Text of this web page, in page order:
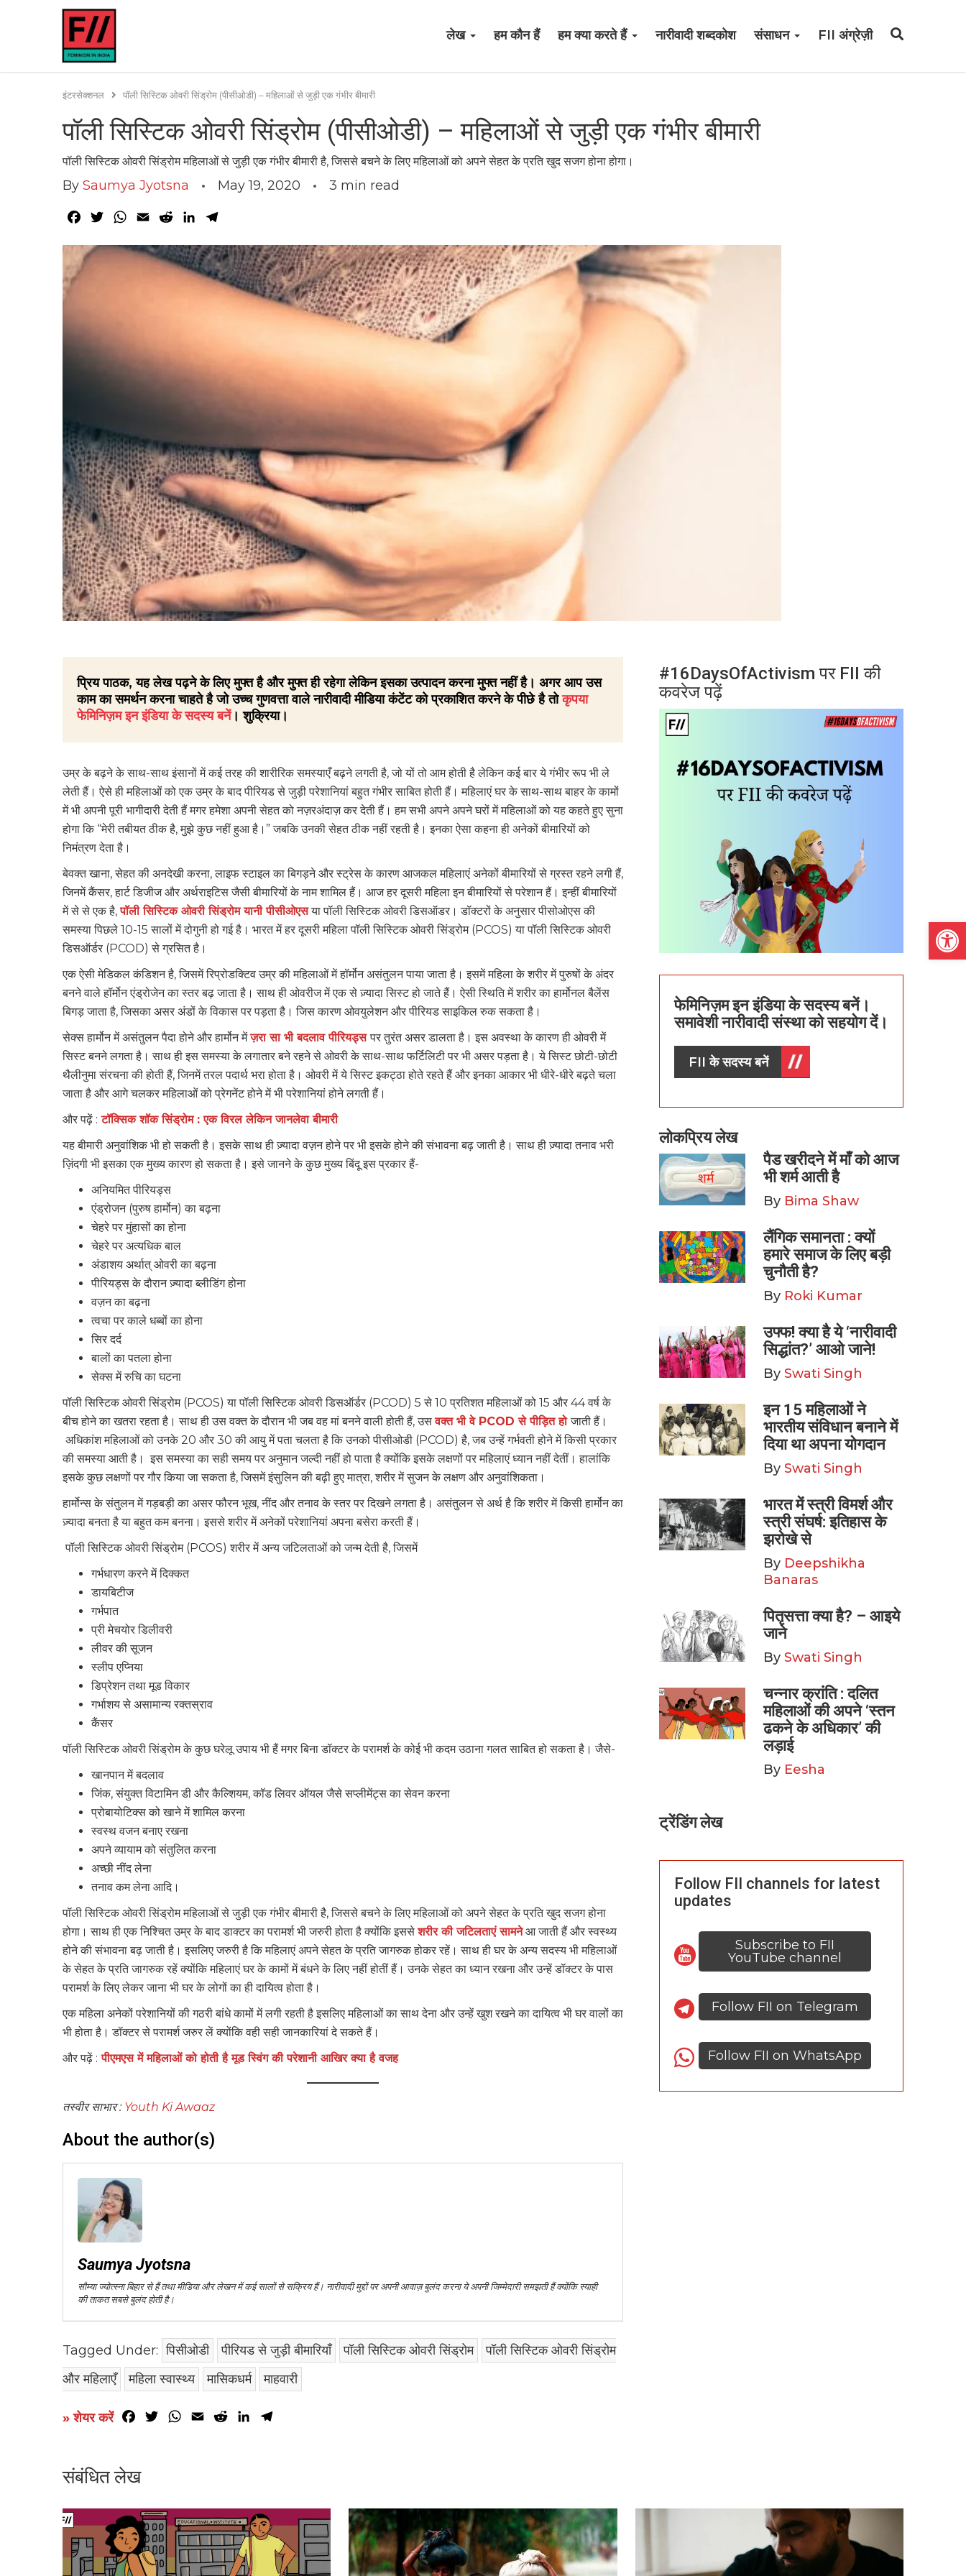
लेख हम कौन हैं हम क्या करते हैं नारीवादी शब्दकोश संसाधन FII अंग्रेज़ी
इंटरसेक्शनल पॉली सिस्टिक ओवरी सिंड्रोम (पीसीओडी) – महिलाओं से जुड़ी एक गंभीर बीमारी
पॉली सिस्टिक ओवरी सिंड्रोम (पीसीओडी) – महिलाओं से जुड़ी एक गंभीर बीमारी
पॉली सिस्टिक ओवरी सिंड्रोम महिलाओं से जुड़ी एक गंभीर बीमारी है, जिससे बचने के लिए महिलाओं को अपने सेहत के प्रति खुद सजग होना होगा।
By Saumya Jyotsna May 19, 2020 3 min read
Facebook
TwitterWhatsApp
Email RedditLinkedIn
प्रिय पाठक, यह लेख पढ़ने के लिए मुफ्त है और मुफ्त ही रहेगा लेकिन इसका उत्पादन करना मुफ्त नहीं है। अगर आप उस
काम का समर्थन करना चाहते है जो उच्च गुणवत्ता वाले नारीवादी मीडिया कंटेंट को प्रकाशित करने के पीछे है तोकृपया
फेमिनिज़म इन इंडिया के सदस्य बनें। शुक्रिया।
उम्र के बढ़ने के साथ-साथ इंसानों में कई तरह की शारीरिक समस्याएँ बढ़ने लगती है, जो यों तो आम होती है लेकिन कई बार ये गंभीर रूप भी ले
लेती हैं। ऐसे ही महिलाओं को एक उम्र के बाद पीरियड से जुड़ी परेशानियां बहुत गंभीर साबित होती हैं। महिलाएं घर के साथ-साथ बाहर के कामों
में भी अपनी पूरी भागीदारी देती हैं मगर हमेशा अपनी सेहत को नज़रअंदाज़ कर देती हैं। हम सभी अपने अपने घरों में महिलाओं को यह कहते हुए सुना
होगा कि “मेरी तबीयत ठीक है, मुझे कुछ नहीं हुआ है।” जबकि उनकी सेहत ठीक नहीं रहती है। इनका ऐसा कहना ही अनेकों बीमारियों को
निमंत्रण देता है।
बेवक्त खाना, सेहत की अनदेखी करना, लाइफ स्‍टाइल का बिगड़ने और स्‍ट्रेस के कारण आजकल महिलाएं अनेकों बीमारियों से ग्रस्त रहने लगी हैं,
जिनमें कैंसर, हार्ट डिजीज और अर्थराइटिस जैसी बीमारियों के नाम शामिल हैं। आज हर दूसरी महिला इन बीमारियों से परेशान हैं। इन्हीं बीमारियों
में से से एक है,पॉली सिस्टिक ओवरी सिंड्रोम यानी पीसीओएसया पॉली सिस्टिक ओवरी डिसऑडर। डॉक्टरों के अनुसार पीसोओएस की
समस्या पिछले 10-15 सालों में दोगुनी हो गई है। भारत में हर दूसरी महिला पॉली सिस्टिक ओवरी सिंड्रोम (PCOS) या पॉली सिस्टिक ओवरी
डिसऑर्डर (PCOD) से ग्रसित है।
एक ऐसी मेडिकल कंडिशन है, जिसमें रिप्रोडक्टिव उम्र की महिलाओं में हॉर्मोन असंतुलन पाया जाता है। इसमें महिला के शरीर में पुरुषों के अंदर
बनने वाले हॉर्मोन एंड्रोजेन का स्तर बढ़ जाता है। साथ ही ओवरीज में एक से ज़्यादा सिस्ट हो जाते हैं। ऐसी स्थिति में शरीर का हार्मोनल बैलेंस
बिगड़ जाता है, जिसका असर अंडों के विकास पर पड़ता है। जिस कारण ओवयुलेशन और पीरियड साइकिल रुक सकता है।
सेक्‍स हार्मोन में असंतुलन पैदा होने और हार्मोन मेंज़रा सा भी बदलाव पीरियड्सपर तुरंत असर डालता है। इस अवस्था के कारण ही ओवरी में
सिस्ट बनने लगता है। साथ ही इस समस्या के लगातार बने रहने से ओवरी के साथ-साथ फर्टिलिटी पर भी असर पड़ता है। ये सिस्ट छोटी-छोटी
थैलीनुमा संरचना की होती हैं, जिनमें तरल पदार्थ भरा होता है। ओवरी में ये सिस्ट इकट्ठा होते रहते हैं और इनका आकार भी धीरे-धीरे बढ़ते चला
जाता है और आगे चलकर महिलाओं को प्रेगनेंट होने में भी परेशानियां होने लगती हैं।
और पढ़ें : टॉक्सिक शॉक सिंड्रोम : एक विरल लेकिन जानलेवा बीमारी
यह बीमारी अनुवांशिक भी हो सकती है। इसके साथ ही ज़्यादा वज़न होने पर भी इसके होने की संभावना बढ़ जाती है। साथ ही ज़्यादा तनाव भरी
ज़िंदगी भी इसका एक मुख्य कारण हो सकता है। इसे जानने के कुछ मुख्य बिंदू इस प्रकार हैं-
अनियमित पीरियड्स
एंड्रोजन (पुरुष हार्मोन) का बढ़ना
चेहरे पर मुंहासों का होना
चेहरे पर अत्यधिक बाल
अंडाशय अर्थात् ओवरी का बढ़ना
पीरियड्स के दौरान ज़्यादा ब्लीडिंग होना
वज़न का बढ़ना
त्वचा पर काले धब्बों का होना
सिर दर्द
बालों का पतला होना
सेक्स में रुचि का घटना
पॉली सिस्टिक ओवरी सिंड्रोम (PCOS) या पॉली सिस्टिक ओवरी डिसऑर्डर (PCOD) 5 से 10 प्रतिशत महिलाओं को 15 और 44 वर्ष के
बीच होने का खतरा रहता है। साथ ही उस वक्त के दौरान भी जब वह मां बनने वाली होती हैं, उसवक्त भी वे PCOD से पीड़ित होजाती हैं।
अधिकांश महिलाओं को उनके 20 और 30 की आयु में पता चलता है कि उनको पीसीओडी (PCOD) है, जब उन्हें गर्भवती होने में किसी प्रकार
की समस्या आती है। इस समस्या का सही समय पर अनुमान जल्दी नहीं हो पाता है क्योंकि इसके लक्षणों पर महिलाएं ध्यान नहीं देतीं। हालांकि
इसके कुछ लक्षणों पर गौर किया जा सकता है, जिसमें इंसुलिन की बढ़ी हुए मात्रा, शरीर में सुजन के लक्षण और अनुवांशिकता।
हार्मोन्स के संतुलन में गड़बड़ी का असर फौरन भूख, नींद और तनाव के स्तर पर दिखने लगता है। असंतुलन से अर्थ है कि शरीर में किसी हार्मोन का
ज़्यादा बनता है या बहुत कम बनना। इससे शरीर में अनेकों परेशानियां अपना बसेरा करती हैं।
पॉली सिस्टिक ओवरी सिंड्रोम (PCOS) शरीर में अन्य जटिलताओं को जन्म देती है, जिसमें
गर्भधारण करने में दिक्कत
डायबिटीज
गर्भपात
प्री मेचयोर डिलीवरी
लीवर की सूजन
स्लीप एप्निया
डिप्रेशन तथा मूड विकार
गर्भाशय से असामान्य रक्तस्राव
कैंसर
पॉली सिस्टिक ओवरी सिंड्रोम के कुछ घरेलू उपाय भी हैं मगर बिना डॉक्टर के परामर्श के कोई भी कदम उठाना गलत साबित हो सकता है। जैसे-
खानपान में बदलाव
जिंक, संयुक्त विटामिन डी और कैल्शियम, कॉड लिवर ऑयल जैसे सप्लीमेंट्स का सेवन करना
प्रोबायोटिक्स को खाने में शामिल करना
स्वस्थ वजन बनाए रखना
अपने व्यायाम को संतुलित करना
अच्छी नींद लेना
तनाव कम लेना आदि।
पॉली सिस्टिक ओवरी सिंड्रोम महिलाओं से जुड़ी एक गंभीर बीमारी है, जिससे बचने के लिए महिलाओं को अपने सेहत के प्रति खुद सजग होना
होगा। साथ ही एक निश्चित उम्र के बाद डाक्टर का परामर्श भी जरुरी होता है क्योंकि इससेशरीर की जटिलताएं सामनेआ जाती हैं और स्वस्थ्य
होने की संभावना बढ़ जाती है। इसलिए जरुरी है कि महिलाएं अपने सेहत के प्रति जागरुक होकर रहें। साथ ही घर के अन्य सदस्य भी महिलाओं
के सेहत के प्रति जागरुक रहें क्योंकि महिलाएं घर के कामों में बंधने के लिए नहीं होतीं हैं। उनके सेहत का ध्यान रखना और उन्हें डॉक्टर के पास
परामर्श के लिए लेकर जाना भी घर के लोगों का ही दायित्व होता है।
एक महिला अनेकों परेशानियों की गठरी बांधे कामों में लगी रहती है इसलिए महिलाओं का साथ देना और उन्हें खुश रखने का दायित्व भी घर वालों का
भी होता है। डॉक्टर से परामर्श जरुर लें क्योंकि वही सही जानकारियां दे सकते हैं।
और पढ़ें : पीएमएस में महिलाओं को होती है मूड स्विंग की परेशानी आखिर क्या है वजह
तस्वीर साभार : Youth Ki Awaaz
About the author(s)
Saumya Jyotsna
सौम्या ज्योत्स्ना बिहार से हैं तथा मीडिया और लेखन में कई सालों से सक्रिय हैं। नारीवादी मुद्दों पर अपनी आवाज़ बुलंद करना ये अपनी जिम्मेदारी समझती हैं क्योंकि स्याही
की ताकत सबसे बुलंद होती है।
Tagged Under: पिसीओडी पीरियड से जुड़ी बीमारियाँ पॉली सिस्टिक ओवरी सिंड्रोम
पॉली सिस्टिक ओवरी सिंड्रोम
और महिलाएँ
महिला स्वास्थ्य मासिकधर्म माहवारी
» शेयर करें Facebook
TwitterWhatsApp
Email RedditLinkedIn
#16DaysOfActivism पर FII की
कवरेज पढ़ें
फेमिनिज़म इन इंडिया के सदस्य बनें।
समावेशी नारीवादी संस्था को सहयोग दें।
FII के सदस्य बनें
लोकप्रिय लेख
पैड खरीदने में माँ को आज
भी शर्म आती है
By Bima Shaw
लैंगिक समानता : क्यों
हमारे समाज के लिए बड़ी
चुनौती है?
By Roki Kumar
उफ्फ! क्या है ये ‘नारीवादी
सिद्धांत?’ आओ जाने!
By Swati Singh
इन 15 महिलाओं ने
भारतीय संविधान बनाने में
दिया था अपना योगदान
By Swati Singh
भारत में स्त्री विमर्श और
स्त्री संघर्ष: इतिहास के
झरोखे से
By Deepshikha
Banaras
पितृसत्ता क्या है? – आइये
जाने
By Swati Singh
चन्नार क्रांति : दलित
महिलाओं की अपने ‘स्तन
ढकने के अधिकार’ की
लड़ाई
By Eesha
ट्रेंडिंग लेख
Follow FII channels for latest
updates
Subscribe to FII
YouTube channel
Follow FII on Telegram
Follow FII on WhatsApp
संबंधित लेख